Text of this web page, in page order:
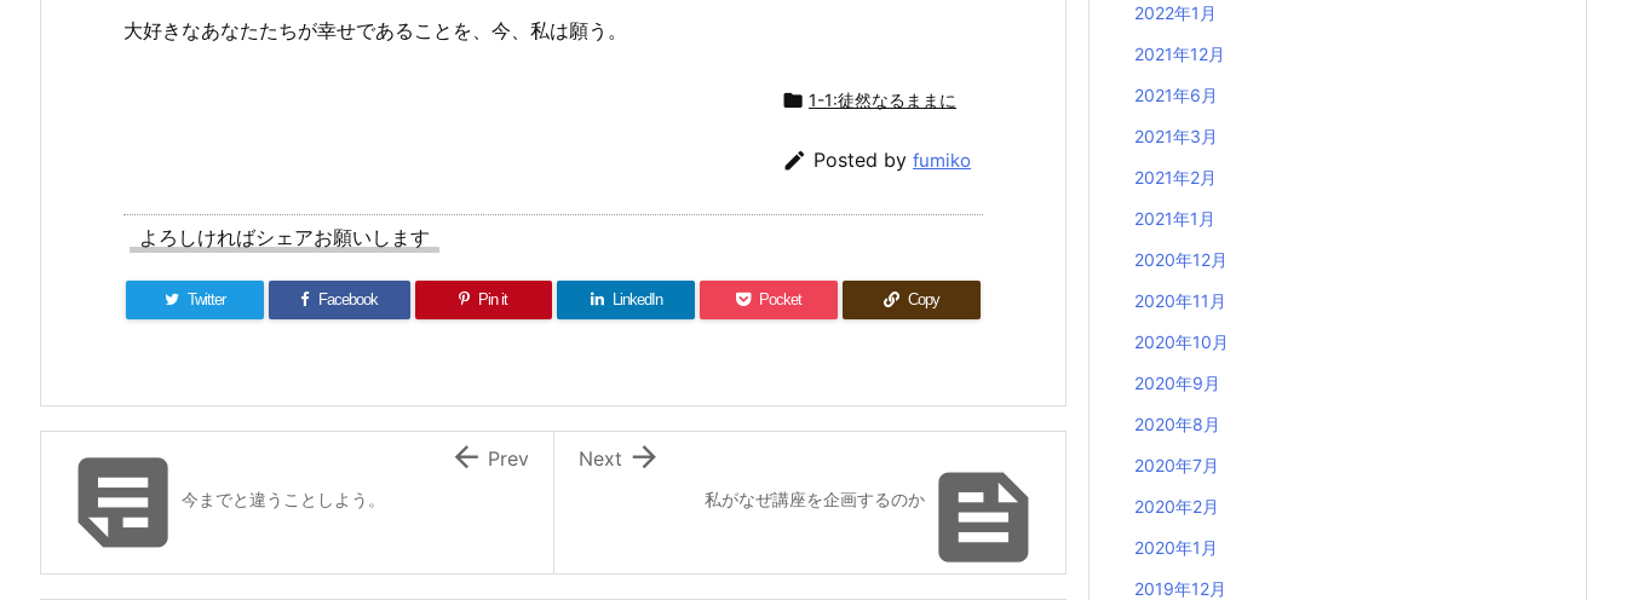
大好きなあなたたちが幸せであることを、今、私は願う。
 1-1:徒然なるままに
 Posted by fumiko
よろしければシェアお願いします
Twitter Facebook Pin it LinkedIn Pocket Copy

私がなぜ講座を企画するのか

Next
今までと違うことしよう。
 Prev
2022年1月
2021年12月
2021年6月
2021年3月
2021年2月
2021年1月
2020年12月
2020年11月
2020年10月
2020年9月
2020年8月
2020年7月
2020年2月
2020年1月
2019年12月